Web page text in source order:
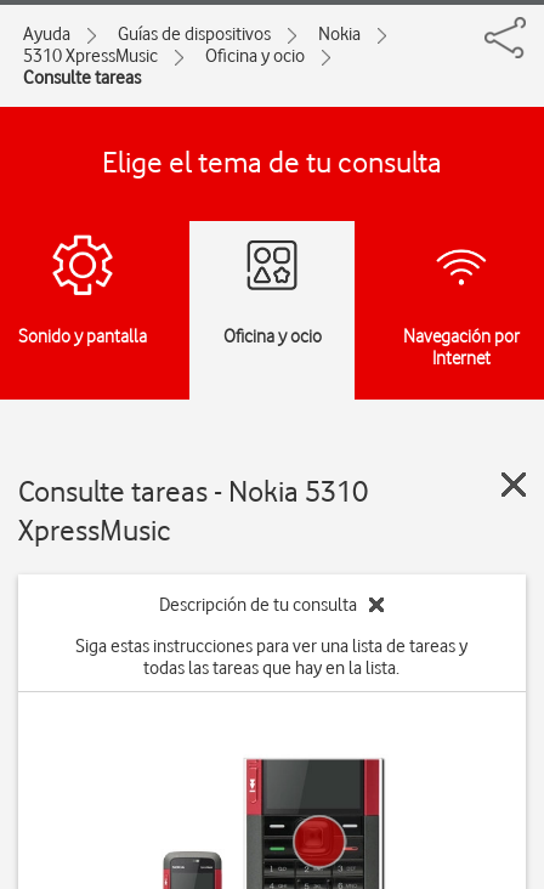
Ayuda Guías de dispositivos
Nokia
5310 XpressMusic
Oficina y ocio
Consulte tareas
Elige el tema de tu consulta
Sonido y pantalla Oficina y ocio
Navegación por
Internet
Consulte tareas - Nokia 5310
XpressMusic
Descripción de tu consulta
Siga estas instrucciones para ver una lista de tareas y
todas las tareas que hay en la lista.